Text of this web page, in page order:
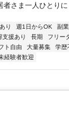
者さま一人ひとり
り 週1日からOK 副
支援あり 長期 フリー
ト自由 大量募集 学歴
経験者歓迎